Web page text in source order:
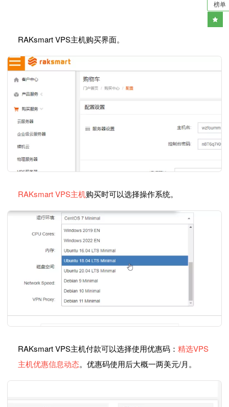
榜单
RAKsmart VPS主机购买界面。
RAKsmart VPS主机购买时可以选择操作系统。
RAKsmart VPS主机付款可以选择使用优惠码： 精选VPS
主机优惠信息动态。优惠码使用后大概一两美元/月。